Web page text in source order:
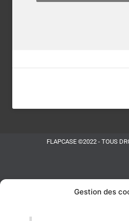
Gestion des
FLAPCASE ©2022 - TOUS